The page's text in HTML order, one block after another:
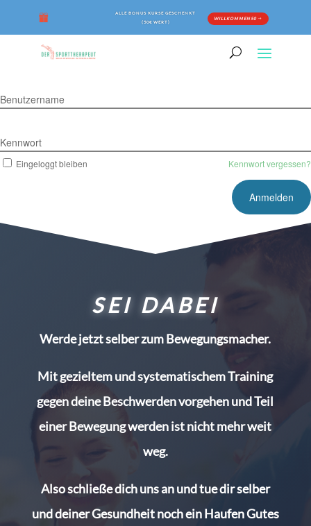
ALLE BONUS KURSE GESCHENKT
(50€ WERT)
WILLKOMMEN50
Benutzername
Kennwort
Eingeloggt bleiben Kennwort vergessen?
SEI DABEI
Werde jetzt selber zum Bewegungsmacher.
Mit gezieltem und systematischem Training
gegen deine Beschwerden vorgehen und Teil
einer Bewegung werden ist nicht mehr weit
weg.
Also schließe dich uns an und tue dir selber
und deiner Gesundheit noch ein Haufen Gutes